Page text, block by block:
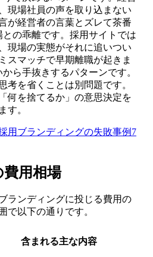
現場社員の声を取り込まない
が経営者の言葉とズレて茶番
の乖離です。採用サイトでは
現場の実態がそれに追いつい
スマッチで早期離職が起きま
ら手抜きするパターンです。
考を省くことは別問題です。
何を捨てるか」の意思決定を
す。
用ブランディングの失敗事例7
費用相場
ランディングに投じる費用の
で以下の通りです。
含まれる主な内容